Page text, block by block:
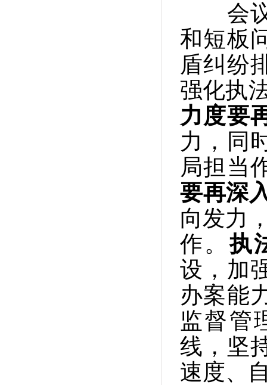
会议
和短板
盾纠纷
强化执
力度要
力，同
局担当
要再深
向发力
作。执
设，加
办案能
监督管
线，坚
速度、